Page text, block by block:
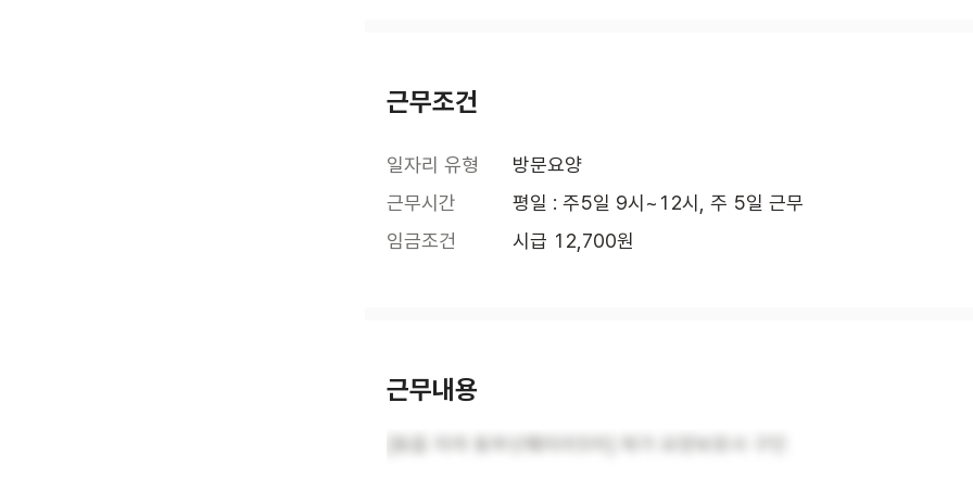
근무조건
일자리 유형
방문요양
근무시간
평일 : 주5일 9시~12시, 주 5일 근무
임금조건
시급 12,700원
근무내용